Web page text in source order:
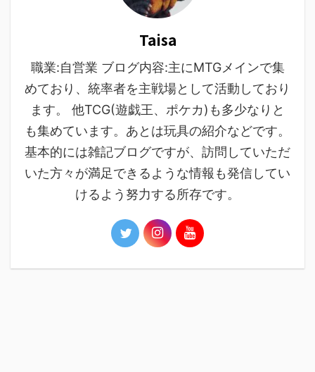
Taisa
職業:自営業 ブログ内容:主にMTGメインで集
めており、統率者を主戦場として活動しており
ます。 他TCG(遊戯王、ポケカ)も多少なりと
も集めています。あとは玩具の紹介などです。
基本的には雑記ブログですが、訪問していただ
いた方々が満足できるような情報も発信してい
けるよう努力する所存です。